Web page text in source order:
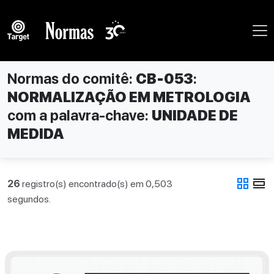
Normas do comitê: CB-053:
NORMALIZAÇÃO EM METROLOGIA
com a palavra-chave: UNIDADE DE
MEDIDA
26 registro(s) encontrado(s) em 0,503
segundos.
grid_view view_day